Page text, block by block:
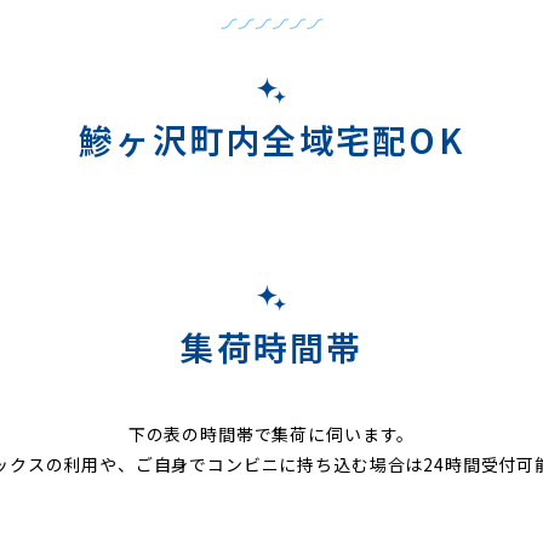
鰺ヶ沢町内全域宅配OK
集荷時間帯
下の表の時間帯で集荷に伺います。
クスの利用や、ご自身でコンビニに持ち込む場合は24時間受付可